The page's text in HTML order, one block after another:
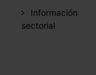
Información
sectorial